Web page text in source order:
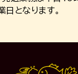
となります。